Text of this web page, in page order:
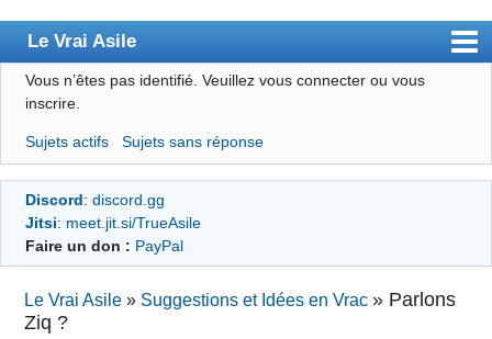
Le Vrai Asile
Accueil
Forum
Membres
Règles
S’inscrire
Vous n’êtes pas identifié. Veuillez vous connecter ou vous
inscrire.
Sujets actifs Sujets sans réponse
Discord: discord.gg
Jitsi: meet.jit.si/TrueAsile
Faire un don : PayPal
Le Vrai Asile » Suggestions et Idées en Vrac » Parlons
Ziq ?